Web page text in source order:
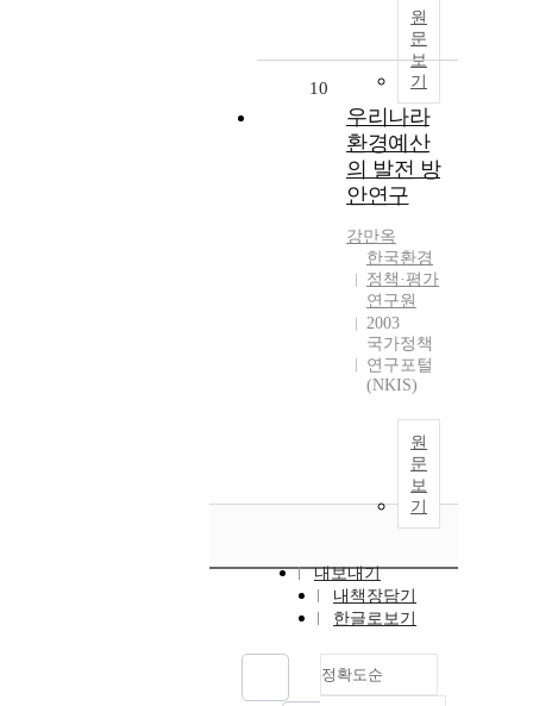
원
문
보
기
10
우리나라
환경예산
의 발전 방
안연구
강만옥
한국환경
정책·평가
연구원
2003
국가정책
연구포털
(NKIS)
원
문
보
기
내보내기
내책장담기
한글로보기
정확도순